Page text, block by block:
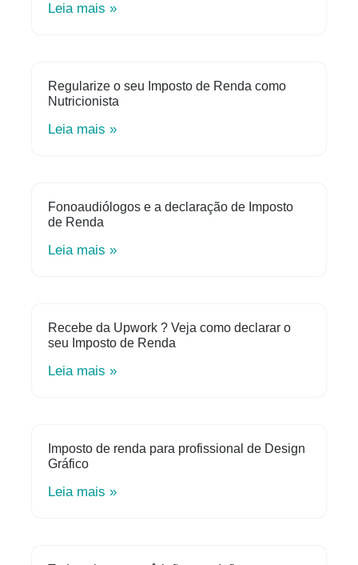
Leia mais »
Regularize o seu Imposto de Renda como
Nutricionista
Leia mais »
Fonoaudiólogos e a declaração de Imposto
de Renda
Leia mais »
Recebe da Upwork ? Veja como declarar o
seu Imposto de Renda
Leia mais »
Imposto de renda para profissional de Design
Gráfico
Leia mais »